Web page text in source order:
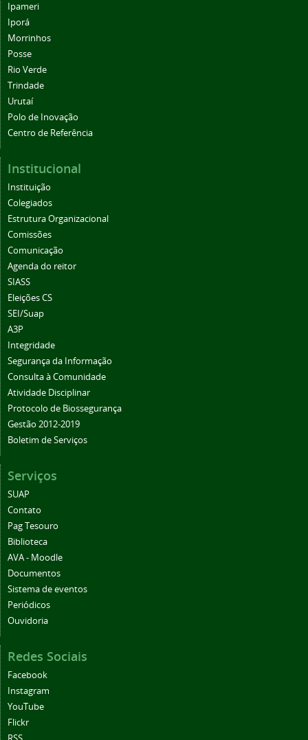
Ipameri
Iporá
Morrinhos
Posse
Rio Verde
Trindade
Urutaí
Polo de Inovação
Centro de Referência
Institucional
Instituição
Colegiados
Estrutura Organizacional
Comissões
Comunicação
Agenda do reitor
SIASS
Eleições CS
SEI/Suap
A3P
Integridade
Segurança da Informação
Consulta à Comunidade
Atividade Disciplinar
Protocolo de Biossegurança
Gestão 2012-2019
Boletim de Serviços
Serviços
SUAP
Contato
Pag Tesouro
Biblioteca
AVA - Moodle
Documentos
Sistema de eventos
Periódicos
Ouvidoria
Redes Sociais
Facebook
Instagram
YouTube
Flickr